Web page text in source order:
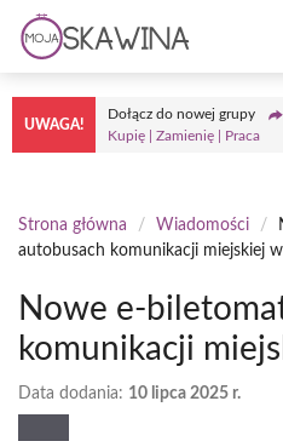
Przejdź
treści
UWAGA!
Dołącz do nowej grupy
Kupię | Zamienię | Praca
Strona główna / Wiadomości /
autobusach komunikacji miejskiej
Nowe e-
komunikacji
Data dodania: 10 lipca 2025 r.